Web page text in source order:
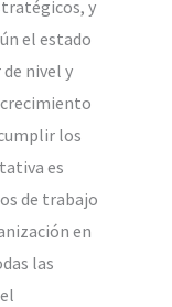
y
el estado
de nivel y
los
es
de trabajo
en
las